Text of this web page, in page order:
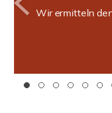
Wir ermitteln